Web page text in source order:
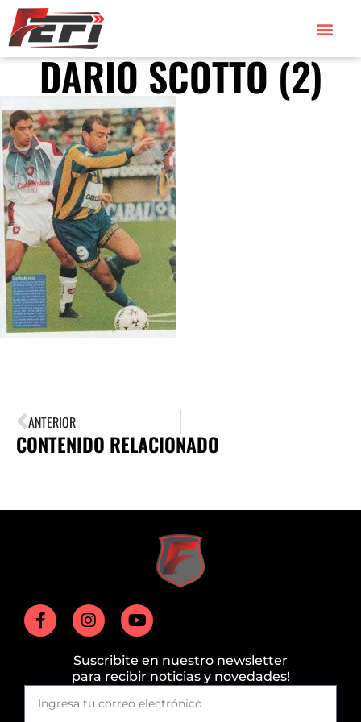
DARIO SCOTTO (2)
ANTERIOR
CONTENIDO RELACIONADO
Suscribite en nuestro newsletter
para recibir noticias y novedades!